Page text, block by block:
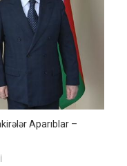
Aparıblar –